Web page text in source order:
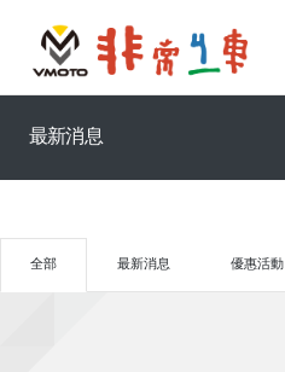
最新消息
全部 最新消息 優惠活動